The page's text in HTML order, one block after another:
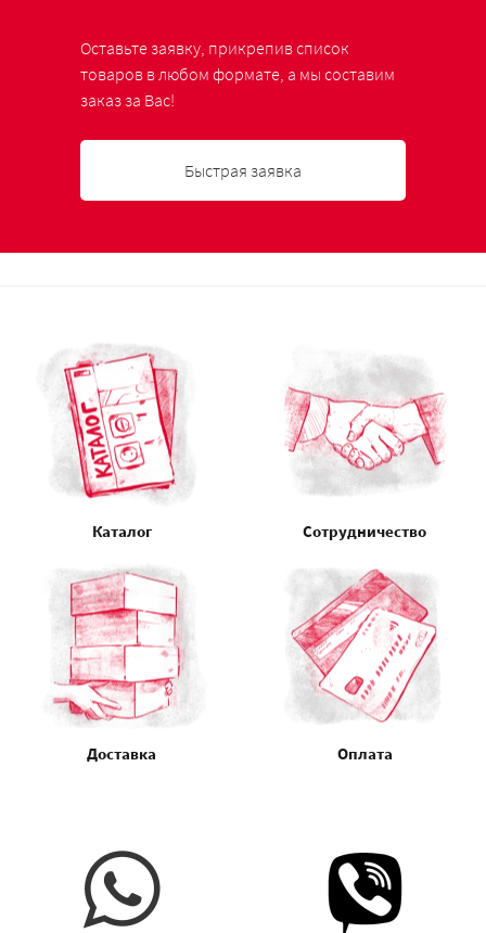
Оставьте заявку, прикрепив список
товаров в любом формате, а мы составим
заказ за Вас!
Быстрая заявка
Каталог Сотрудничество
Доставка Оплата